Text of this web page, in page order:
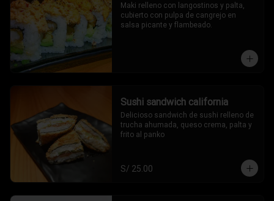
Maki relleno con langostinos y palta,
cubierto con pulpa de cangrejo en
salsa picante y flambeado.
Sushi sandwich california
Delicioso sandwich de sushi relleno de
trucha ahumada, queso crema, palta y
frito al panko
S/ 25.00